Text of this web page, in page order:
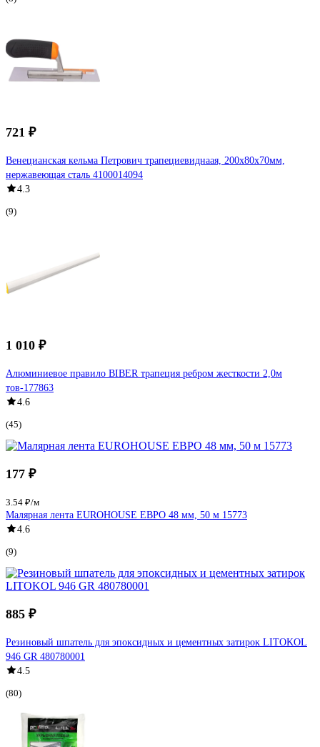
721 ₽
Венецианская кельма Петрович трапециевиднаая, 200x80x70мм,
нержавеющая сталь 4100014094
4.3
(9)
1 010 ₽
Алюминиевое правило BIBER трапеция ребром жесткости 2,0м
тов-177863
4.6
(45)
177 ₽
3.54 ₽/м
Малярная лента EUROHOUSE ЕВРО 48 мм, 50 м 15773
4.6
(9)
885 ₽
Резиновый шпатель для эпоксидных и цементных затирок LITOKOL
946 GR 480780001
4.5
(80)